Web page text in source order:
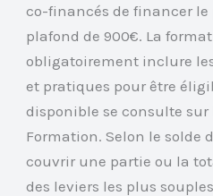
co-financés de financer le
plafond de 900€. La
obligatoirement inclure
et pratiques pour être
disponible se consulte
Formation. Selon le solde
couvrir une partie ou la
des leviers les plus